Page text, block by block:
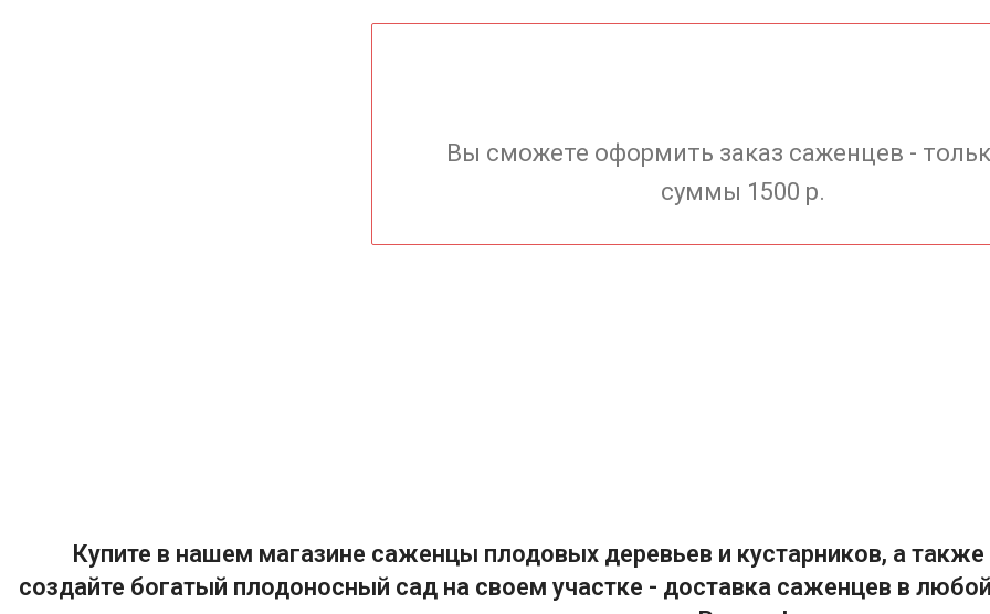
Вы сможете оформить заказ саженцев -
суммы 1500 р.
Купите в нашем магазине саженцы плодовых деревьев и кустарников, а
создайте богатый плодоносный сад на своем участке - доставка саженцев в